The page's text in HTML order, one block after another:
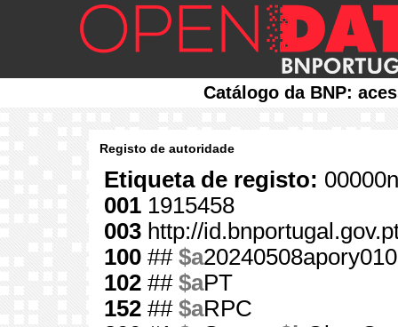
Catálogo da BNP:
Registo de autoridade
Etiqueta de registo:
001 1915458
003 http://
100 ## $a
102 ## $aPT
152 ## $aRPC